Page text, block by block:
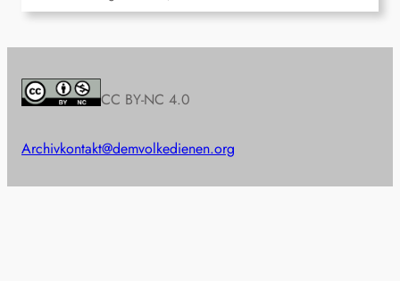
CC BY-NC 4.0
Archivkontakt@demvolkedienen.org